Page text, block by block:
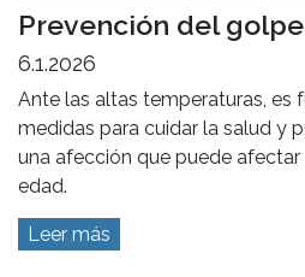
Prevención del
6.1.2026
Ante las altas temperaturas, es
medidas para cuidar la salud y
una afección que puede
edad.
Leer más